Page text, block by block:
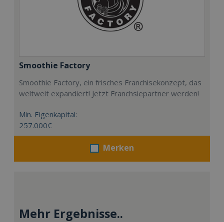
Smoothie Factory
Smoothie Factory, ein frisches Franchisekonzept, das
weltweit expandiert! Jetzt Franchsiepartner werden!
Min. Eigenkapital:
257.000€
Merken
Mehr Ergebnisse..